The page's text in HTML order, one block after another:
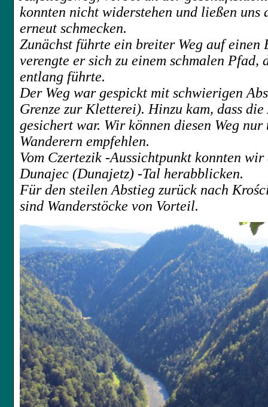
konnten nicht widerstehen und ließen uns
erneut schmecken.
Zunächst führte ein breiter Weg auf einen
verengte er sich zu einem schmalen Pfad,
entlang führte.
Der Weg war gespickt mit schwierigen
Grenze zur Kletterei). Hinzu kam, dass
gesichert war. Wir können diesen Weg
Wanderern empfehlen.
Vom Czertezik -Aussichtpunkt konnten
Dunajec (Dunajetz) -Tal herabblicken.
Für den steilen Abstieg zurück nach
sind Wanderstöcke von Vorteil.